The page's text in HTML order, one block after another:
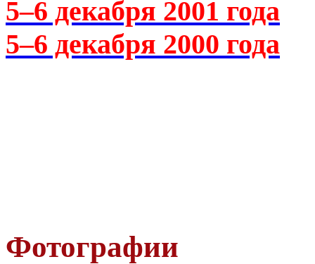
5–6 декабря 2001 года
5–6 декабря 2000 года
Фотографии